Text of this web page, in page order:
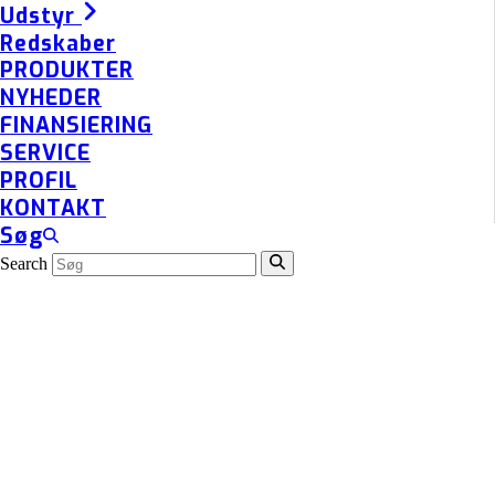
Udstyr
Redskaber
PRODUKTER
NYHEDER
FINANSIERING
SERVICE
PROFIL
KONTAKT
Søg
Search